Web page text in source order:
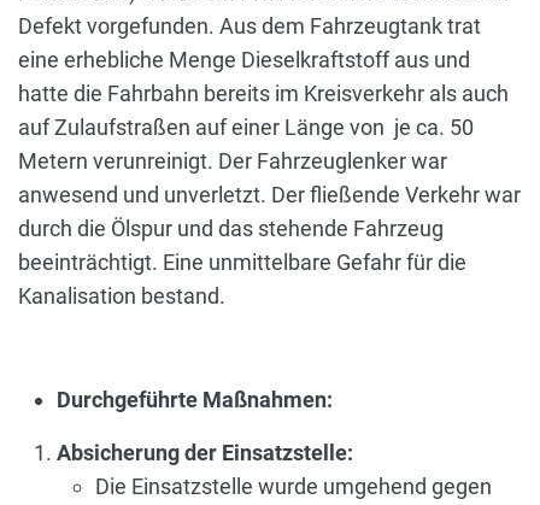
Defekt vorgefunden. Aus dem Fahrzeugtank trat
eine erhebliche Menge Dieselkraftstoff aus und
hatte die Fahrbahn bereits im Kreisverkehr als auch
auf Zulaufstraßen auf einer Länge von je ca. 50
Metern verunreinigt. Der Fahrzeuglenker war
anwesend und unverletzt. Der fließende Verkehr war
durch die Ölspur und das stehende Fahrzeug
beeinträchtigt. Eine unmittelbare Gefahr für die
Kanalisation bestand.
Durchgeführte Maßnahmen:
Absicherung der Einsatzstelle:
Die Einsatzstelle wurde umgehend gegen